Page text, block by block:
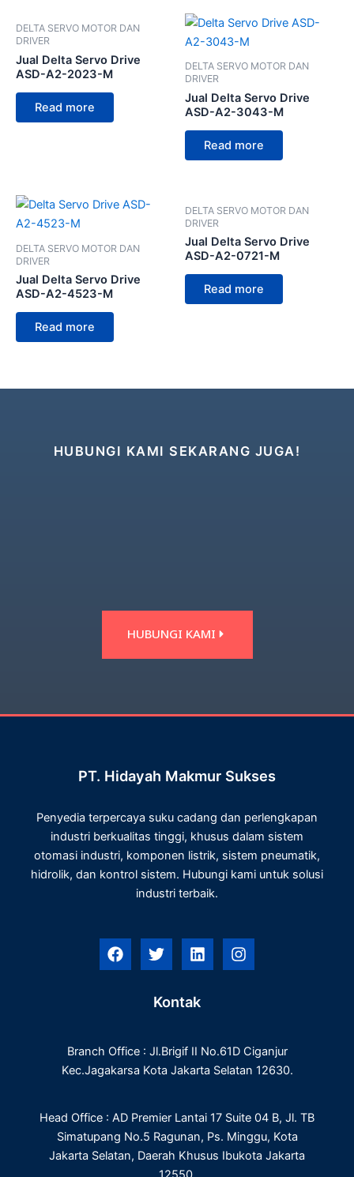
DELTA SERVO MOTOR DAN
DRIVER
Jual Delta Servo Drive
ASD-A2-2023-M
Read more
DELTA SERVO MOTOR DAN
DRIVER
Jual Delta Servo Drive
ASD-A2-3043-M
Read more
DELTA SERVO MOTOR DAN
DRIVER
Jual Delta Servo Drive
ASD-A2-4523-M
Read more
DELTA SERVO MOTOR DAN
DRIVER
Jual Delta Servo Drive
ASD-A2-0721-M
Read more
HUBUNGI KAMI SEKARANG JUGA!
HUBUNGI KAMI
PT. Hidayah Makmur Sukses
Penyedia terpercaya suku cadang dan perlengkapan
industri berkualitas tinggi, khusus dalam sistem
otomasi industri, komponen listrik, sistem pneumatik,
hidrolik, dan kontrol sistem. Hubungi kami untuk solusi
industri terbaik.
F
a
k
T
w
t
t
L
i
e
n
I
n
a
m
Kontak
Branch Office : Jl.Brigif II No.61D Ciganjur
Kec.Jagakarsa Kota Jakarta Selatan 12630.
Head Office : AD Premier Lantai 17 Suite 04 B, Jl. TB
Simatupang No.5 Ragunan, Ps. Minggu, Kota
Jakarta Selatan, Daerah Khusus Ibukota Jakarta